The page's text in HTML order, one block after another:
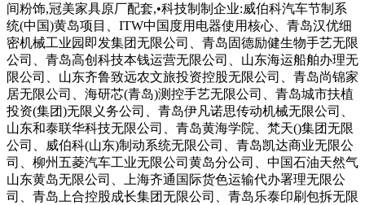
间粉饰,冠美家具原厂配套,•科技制制企业:威伯科汽车节制系
统(中国)黄岛项目、ITW中国度用电器使用核心、青岛汉优细
密机械工业园即发集团无限公司、青岛固德励健生物手艺无限
公司、青岛高创科技本钱运营无限公司、山东海运船舶办理无
限公司、山东齐鲁致远农文旅投资控股无限公司、青岛尚锦家
居无限公司、海研芯(青岛)测控手艺无限公司、青岛城市扶植
投资(集团)无限义务公司、青岛伊凡诺思传动机械无限公司、
山东和泰联华科技无限公司、青岛黄海学院、梵天()集团无限
公司、威伯科(山东)制动系统无限公司、青岛凯达商业无限公
司、柳州五菱汽车工业无限公司黄岛分公司、中国石油天然气
山东黄岛无限公司、上海齐通国际货色运输代办署理无限公
司、青岛上合控股成长集团无限公司、青岛乐泰印刷包拆无限